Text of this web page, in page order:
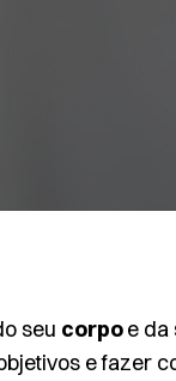
seu corpoe da
e fazer